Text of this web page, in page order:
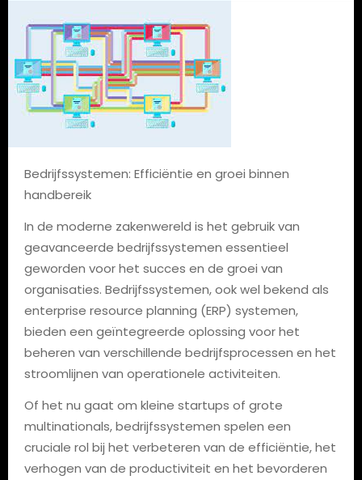
Bedrijfssystemen: Efficiëntie en groei binnen
handbereik
In de moderne zakenwereld is het gebruik van
geavanceerde bedrijfssystemen essentieel
geworden voor het succes en de groei van
organisaties. Bedrijfssystemen, ook wel bekend als
enterprise resource planning (ERP) systemen,
bieden een geïntegreerde oplossing voor het
beheren van verschillende bedrijfsprocessen en het
stroomlijnen van operationele activiteiten.
Of het nu gaat om kleine startups of grote
multinationals, bedrijfssystemen spelen een
cruciale rol bij het verbeteren van de efficiëntie, het
verhogen van de productiviteit en het bevorderen